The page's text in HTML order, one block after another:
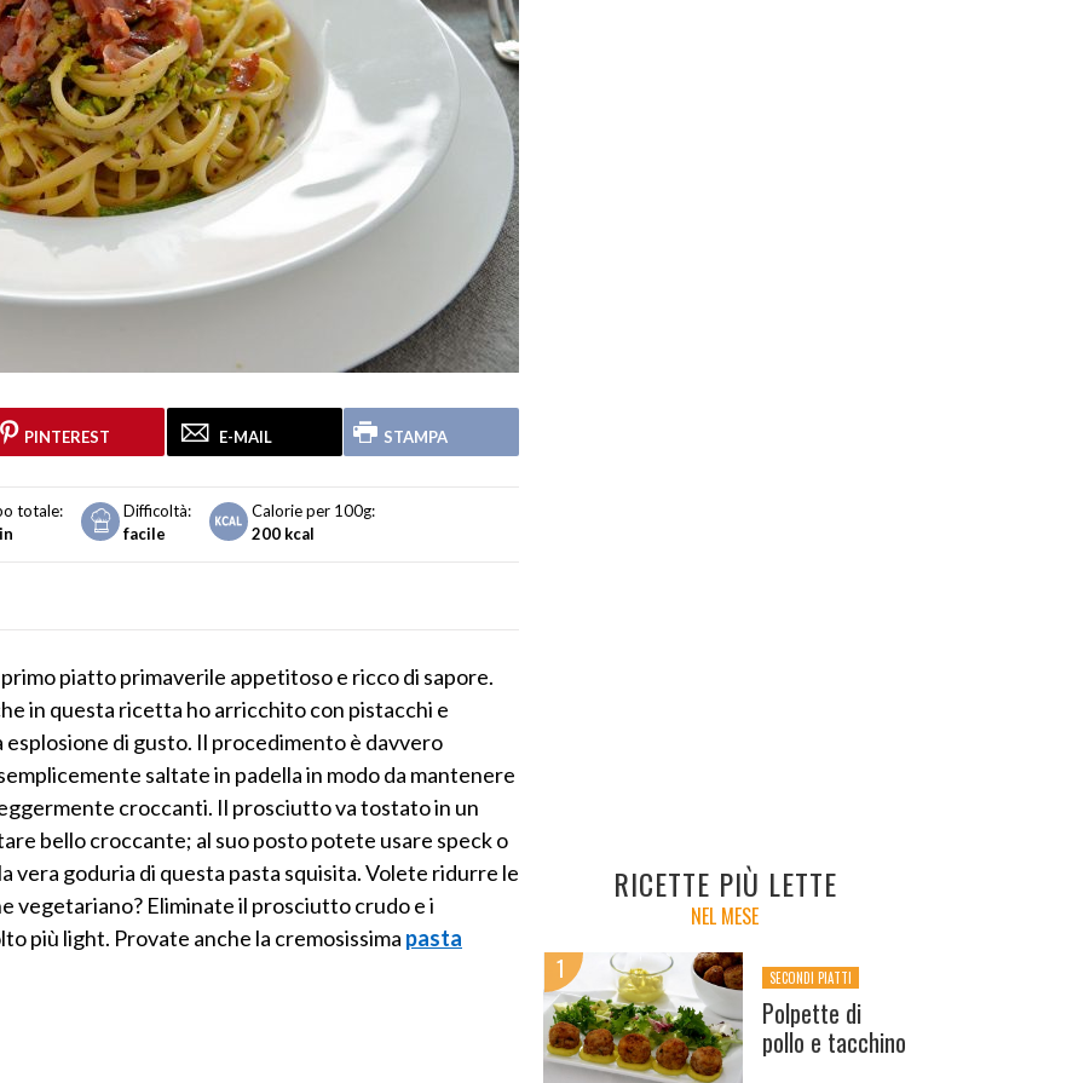
RICETTE PIÙ LETTE
NEL MESE
SECONDI PIATTI
Polpette di
pollo e tacchino
PINTEREST E-MAIL STAMPA
totale:
Difficoltà:
facile
Calorie per 100g:
200 kcal
primo piatto primaverile appetitoso e ricco di sapore.
in questa ricetta ho arricchito con pistacchi e
di gusto. Il procedimento è davvero
saltate in padella in modo da mantenere
croccanti. Il prosciutto va tostato in un
bello croccante; al suo posto potete usare speck o
vera goduria di questa pasta squisita. Volete ridurre le
vegetariano? Eliminate il prosciutto crudo e i
più light. Provate anche la cremosissima pasta